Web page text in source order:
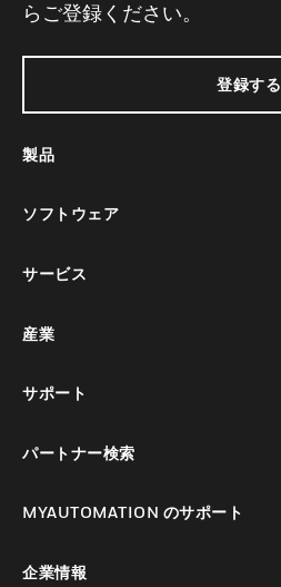
らご登録ください。
登録する
製品
ソフトウェア
サービス
産業
サポート
パートナー検索
MYAUTOMATION のサポート
企業情報